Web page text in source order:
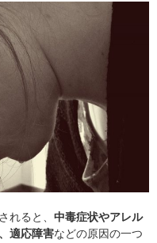
れると、 中毒症状やアレル
適応障害などの原因の一つ